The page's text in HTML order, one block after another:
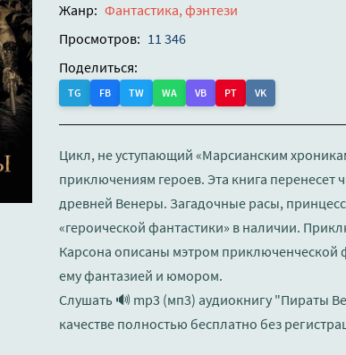
Жанр: Фантастика, фэнтези
Просмотров: 11 346
Поделиться:
TG FB TW WA VB PT VK
Цикл, не уступающий «Марсианским
приключениям героев. Эта книга
древней Венеры. Загадочные расы,
«героической фантастики» в наличии.
Карсона описаны мэтром приключенческой
ему фантазией и юмором.
Слушать 🔊 mp3 (мп3) аудиокнигу "Пираты
качестве полностью бесплатно без